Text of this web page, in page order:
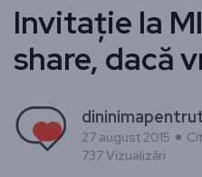
Invitație la
share, dacă
27 august 2015
737 Vizualizări